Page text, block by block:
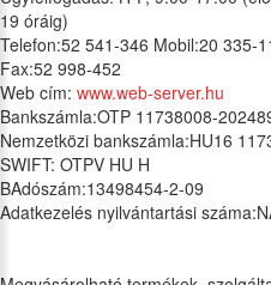
19 óráig)
Telefon:52 541-346 Mobil:20 335-
Fax:52 998-452
Web cím: www.web-server.hu
Bankszámla:OTP 11738008-
Nemzetközi bankszámla:HU16
SWIFT: OTPV HU H
BAdószám:13498454-2-09
Adatkezelés nyilvántartási